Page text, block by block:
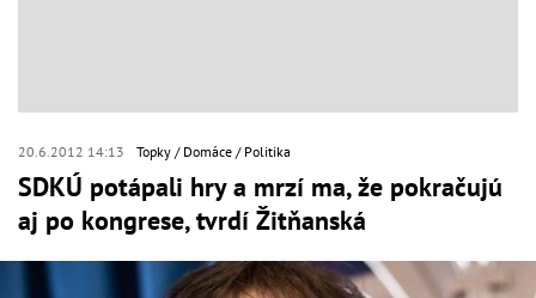
20.6.2012 14:13 Topky Domáce Politika
SDKÚ potápali hry a mrzí ma, že pokračujú
aj po kongrese, tvrdí Žitňanská